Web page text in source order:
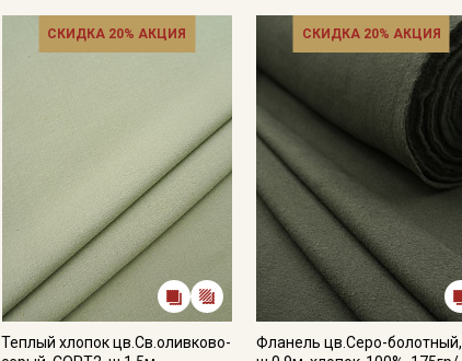
СКИДКА 20% АКЦИЯ
Теплый хлопок цв.Св.оливково-
СКИДКА 20% АКЦИЯ
Фланель цв.Серо-болотный,